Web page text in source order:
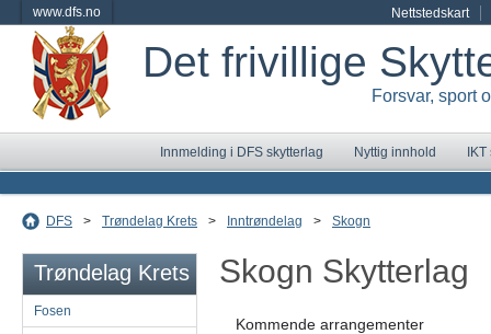
www.dfs.no Nettstedskart
Det frivillige
Forsvar, sport
Innmelding i DFS skytterlag Nyttig innhold
DFS > Trøndelag Krets > Inntrøndelag > Skogn
Trøndelag Krets
Fosen
Skogn Skytterlag
Kommende arrangementer